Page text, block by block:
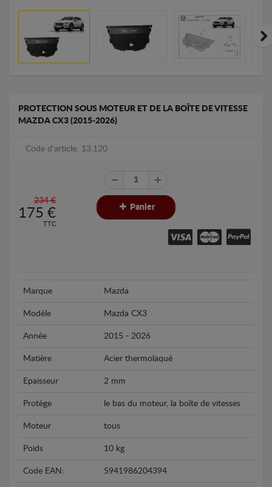
PROTECTION SOUS MOTEUR ET DE LA BOÎTE DE VITESSE
MAZDA CX3 (2015-2026)
Code d'article: 13.120
234 €
175 €
TTC
Panier
Marque Mazda
Modèle Mazda CX3
Année 2015 - 2026
Matière Acier thermolaqué
Epaisseur 2 mm
Protège le bas du moteur, la boîte de vitesses
Moteur tous
Poids 10 kg
Code EAN: 5941986204394